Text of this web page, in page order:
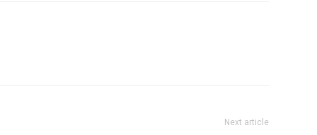
Next article